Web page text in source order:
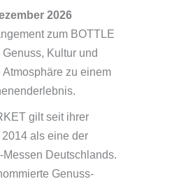
2026
zum BOTTLE
Kultur und
zu einem
gilt seit ihrer
als eine der
Deutschlands.
Genuss-